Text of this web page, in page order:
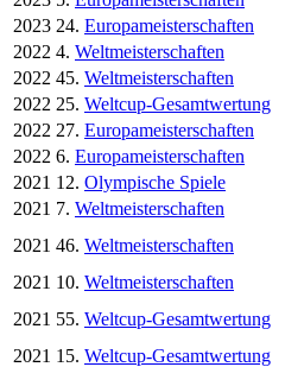
2023 24. Europameisterschaften
2022 4. Weltmeisterschaften
2022 45. Weltmeisterschaften
2022 25. Weltcup-Gesamtwertung
2022 27. Europameisterschaften
2022 6. Europameisterschaften
2021 12. Olympische Spiele
2021 7. Weltmeisterschaften
2021 46. Weltmeisterschaften
2021 10. Weltmeisterschaften
2021 55. Weltcup-Gesamtwertung
2021 15. Weltcup-Gesamtwertung